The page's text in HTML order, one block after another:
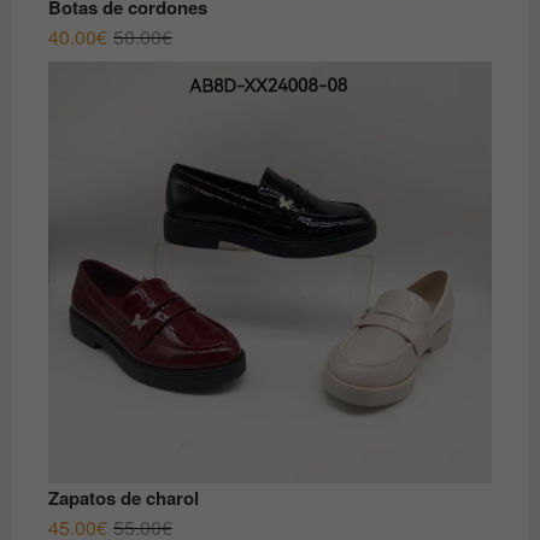
Botas de cordones
50.00€El
original
40.00€
El
actual
Zapatos de charol
55.00€El
45.00€ El